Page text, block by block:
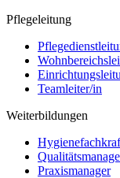
Pflegeleitung
Teamleiter/in
Weiterbildungen
Praxismanager